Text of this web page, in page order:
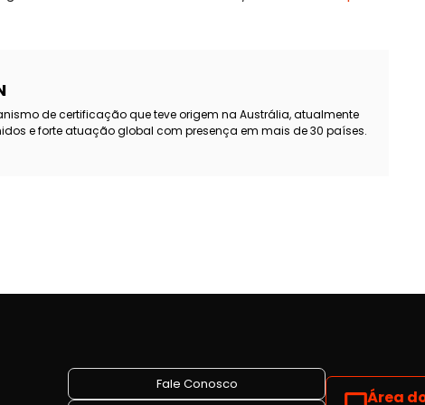
de certificação que teve origem na Austrália, atualmente
e forte atuação global com presença em mais de 30 países.
Fale Conosco
Área